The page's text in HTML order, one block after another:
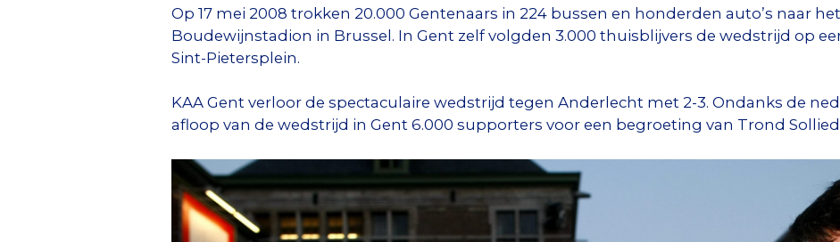
Op 17 mei 2008 trokken 20.000 Gentenaars in 224 bussen en honderden auto’s naar
Boudewijnstadion in Brussel. In Gent zelf volgden 3.000 thuisblijvers de wedstrijd op
Sint-Pietersplein.
KAA Gent verloor de spectaculaire wedstrijd tegen Anderlecht met 2-3. Ondanks de
afloop van de wedstrijd in Gent 6.000 supporters voor een begroeting van Trond